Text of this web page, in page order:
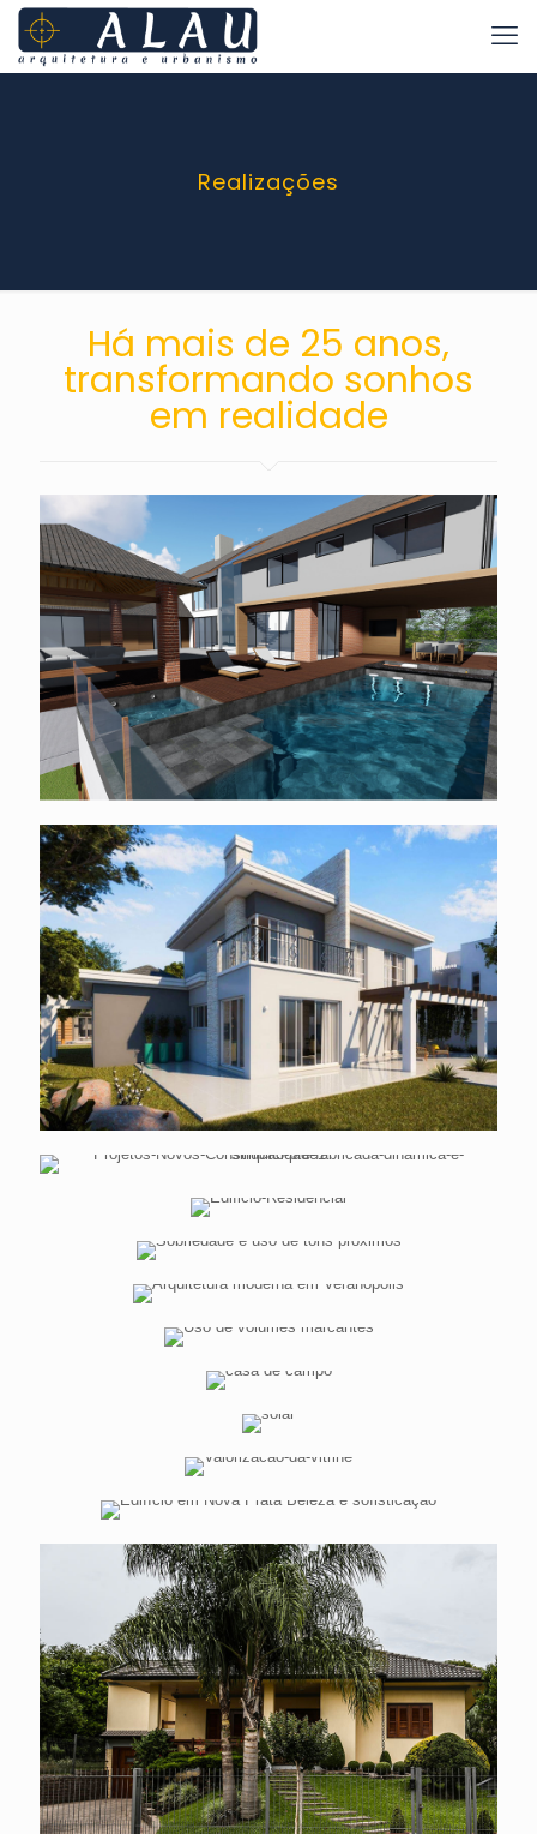
Realizações
Há mais de 25 anos,
transformando sonhos
em realidade
Valorização do horizonte
Trabalhos com monocromia e
elementos naturais
Construção pré-fabricada dinâmica e
Edificio Residencial
Sobriedade e uso de tons próximos
Arquitetura moderna em Veranópolis
Uso de volumes marcantes
Integração com o terreno e uso de
Edificação sóbria e trabalhos nas cores
Valorização da Vitrine
Edifício em Nova Prata Beleza e
Residência em Vila Flores